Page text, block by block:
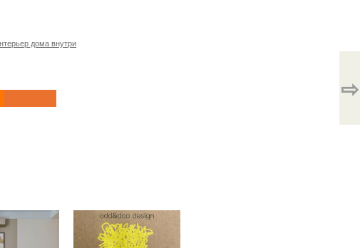
дома внутри
⇨